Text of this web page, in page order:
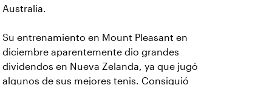
Australia.
Su entrenamiento en Mount Pleasant en
diciembre aparentemente dio grandes
dividendos en Nueva Zelanda, ya que jugó
algunos de sus mejores tenis. Consiguió